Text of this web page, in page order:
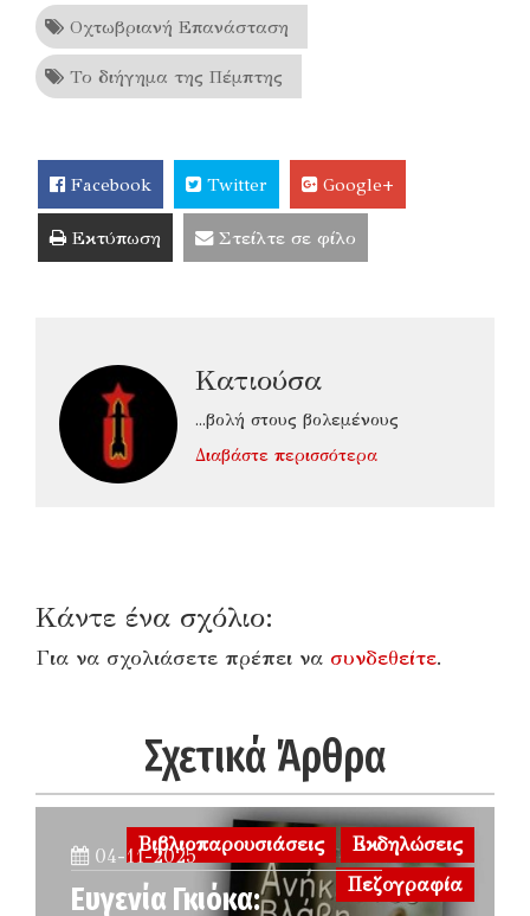
Οχτωβριανή Επανάσταση
Το διήγημα της Πέμπτης
Facebook Twitter Google+
Εκτύπωση Στείλτε σε φίλο
Κατιούσα
...βολή στους βολεμένους
Διαβάστε περισσότερα
Κάντε ένα σχόλιο:
Για να σχολιάσετε πρέπει να συνδεθείτε.
Σχετικά Άρθρα
Βιβλιοπαρουσιάσεις
Εκδηλώσεις
Πεζογραφία
04-11-2025
Ευγενία Γκιόκα: